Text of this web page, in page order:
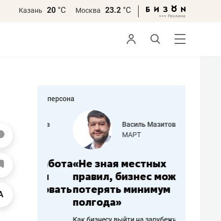
Казань 20 °С Москва 23.2 °С
персона
работа
Василь Мазитов
МАРТ
«Не зная местных
правил, бизнес может
потерять минимум
полгода»